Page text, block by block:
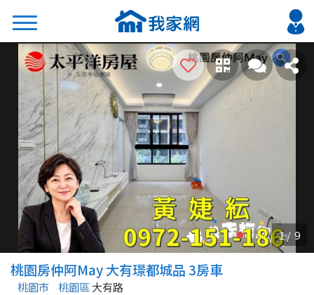
搜尋
熱門關鍵字
2026 台北降價好屋限量釋出
2026 新北降價好屋限量釋出
2026 台中降價好屋限量釋出
2026 台南降價好屋限量釋出
2026 高雄降價好屋限量釋出
縣市
不限
區域
桃園房仲阿May 大有璟都城品 3房車
桃園市 桃園區 大有路